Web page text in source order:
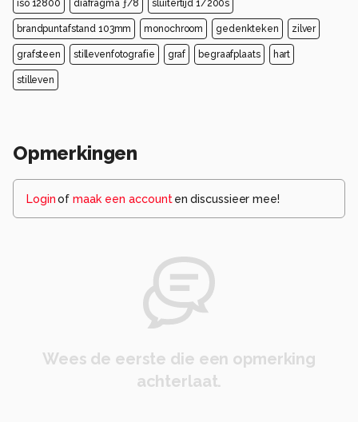
iso 12800 diafragma ƒ/8 sluitertijd 1/200s
brandpuntafstand 103mm monochroom gedenkteken zilver
grafsteen stillevenfotografie graf begraafplaats hart
stilleven
Opmerkingen
Loginof maak een account en discussieer mee!
Wees de eerste die een opmerking
achterlaat.